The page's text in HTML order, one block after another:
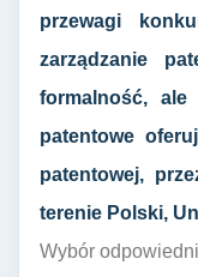
przewagi
zarządzanie
formalność,
patentowe
patentowej,
terenie Polski,
Wybór